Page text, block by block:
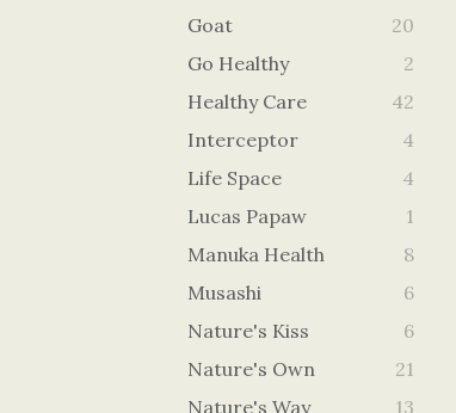
Goat
20
Go Healthy
2
Healthy Care
42
Interceptor
4
Life Space
4
Lucas Papaw
1
Manuka Health
8
Musashi
6
Nature's Kiss
6
Nature's Own
21
Nature's Way
13